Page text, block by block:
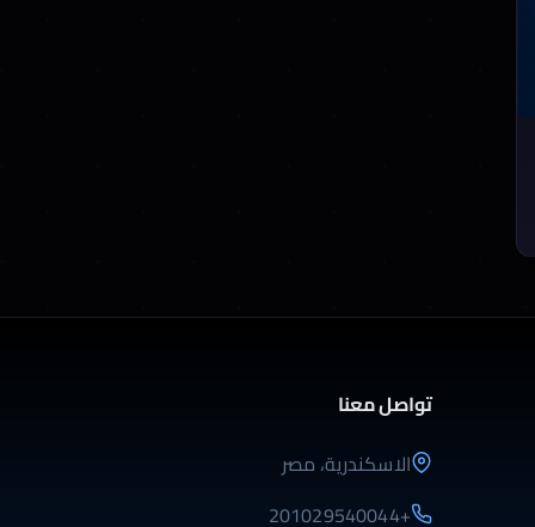
تواصل معنا
الاسكندرية، مصر
+201029540044